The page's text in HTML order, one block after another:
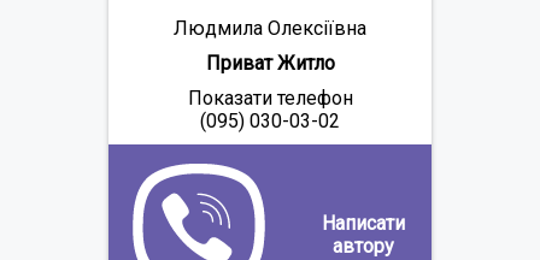
Людмила Олексіївна
Приват Житло
Показати телефон
(095) 030-03-02
Написати
автору